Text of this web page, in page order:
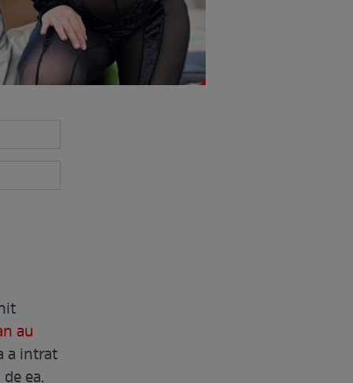
au
a intrat